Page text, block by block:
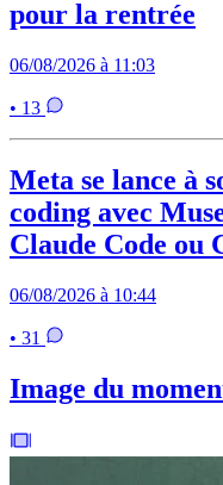
pour la rentrée
06/08/2026 à 11:03
• 13
Meta se lance à
coding avec
Claude Code ou
06/08/2026 à 10:44
• 31
Image du